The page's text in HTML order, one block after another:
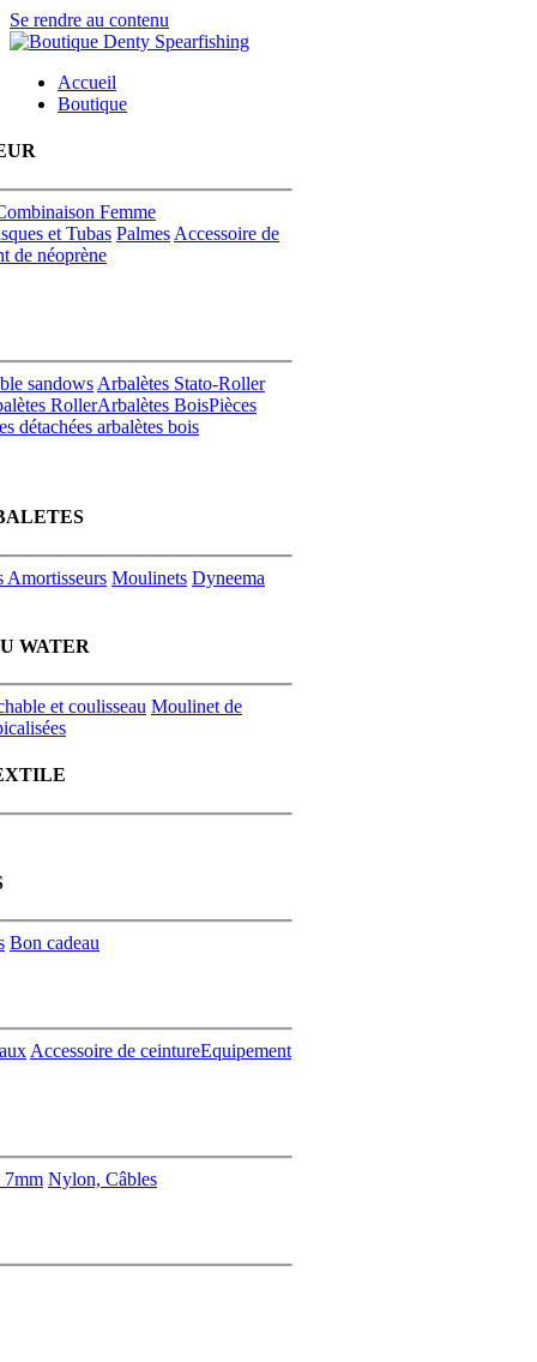
Se rendre au contenu
Accueil
Boutique
Femme
et Tubas Palmes Accessoire de
de néoprène
sandows Arbalètes Stato-Roller
RollerArbalètes BoisPièces
détachées arbalètes bois
Amortisseurs Moulinets Dyneema
WATER
et coulisseau Moulinet de
Bon cadeau
Accessoire de ceintureEquipement
7mm Nylon, Câbles